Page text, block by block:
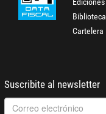
Biblioteca
Cartelera
Suscribite al newsletter